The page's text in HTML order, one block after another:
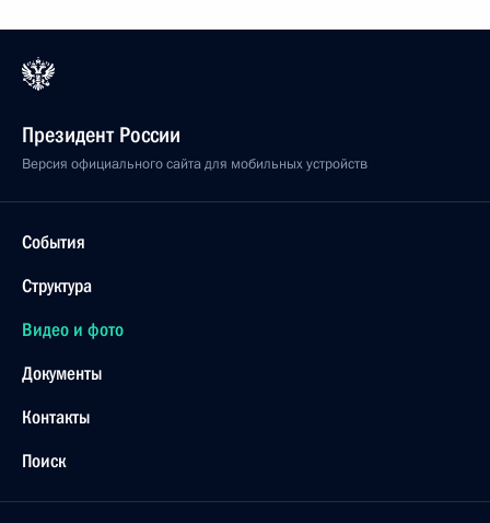
Президент России
Версия официального сайта для мобильных устройств
События
Структура
Видео и фото
Документы
Контакты
Поиск